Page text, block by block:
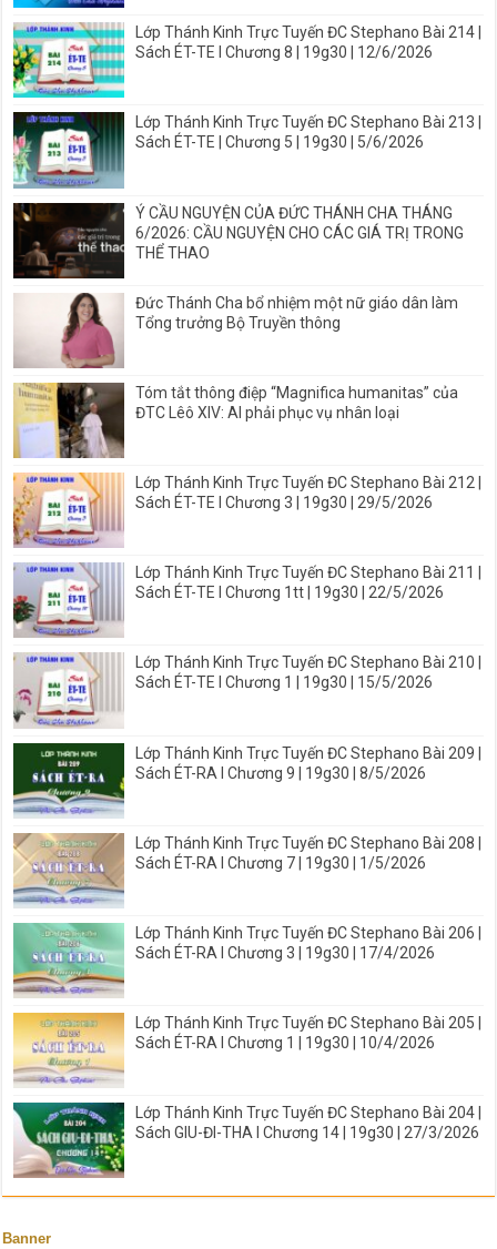
Lớp Thánh Kinh Trực Tuyến ĐC Stephano Bài 214 |
Sách ÉT-TE I Chương 8 | 19g30 | 12/6/2026
Lớp Thánh Kinh Trực Tuyến ĐC Stephano Bài 213 |
Sách ÉT-TE | Chương 5 | 19g30 | 5/6/2026
Ý CẦU NGUYỆN CỦA ĐỨC THÁNH CHA THÁNG
6/2026: CẦU NGUYỆN CHO CÁC GIÁ TRỊ TRONG
THỂ THAO
Đức Thánh Cha bổ nhiệm một nữ giáo dân làm
Tổng trưởng Bộ Truyền thông
Tóm tắt thông điệp “Magnifica humanitas” của
ĐTC Lêô XIV: AI phải phục vụ nhân loại
Lớp Thánh Kinh Trực Tuyến ĐC Stephano Bài 212 |
Sách ÉT-TE I Chương 3 | 19g30 | 29/5/2026
Lớp Thánh Kinh Trực Tuyến ĐC Stephano Bài 211 |
Sách ÉT-TE I Chương 1tt | 19g30 | 22/5/2026
Lớp Thánh Kinh Trực Tuyến ĐC Stephano Bài 210 |
Sách ÉT-TE I Chương 1 | 19g30 | 15/5/2026
Lớp Thánh Kinh Trực Tuyến ĐC Stephano Bài 209 |
Sách ÉT-RA I Chương 9 | 19g30 | 8/5/2026
Lớp Thánh Kinh Trực Tuyến ĐC Stephano Bài 208 |
Sách ÉT-RA I Chương 7 | 19g30 | 1/5/2026
Lớp Thánh Kinh Trực Tuyến ĐC Stephano Bài 206 |
Sách ÉT-RA I Chương 3 | 19g30 | 17/4/2026
Lớp Thánh Kinh Trực Tuyến ĐC Stephano Bài 205 |
Sách ÉT-RA I Chương 1 | 19g30 | 10/4/2026
Lớp Thánh Kinh Trực Tuyến ĐC Stephano Bài 204 |
Sách GIU-ĐI-THA I Chương 14 | 19g30 | 27/3/2026
Banner